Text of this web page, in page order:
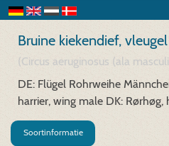
Bruine kiekendief,
(Circus aeruginosus (ala
DE: Flügel Rohrweihe
harrier, wing male DK: Rørhøg,
Soortinformatie